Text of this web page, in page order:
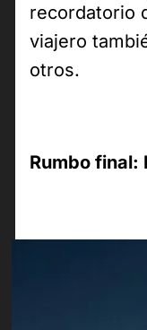
recordatorio
viajero
otros.
Rumbo final: